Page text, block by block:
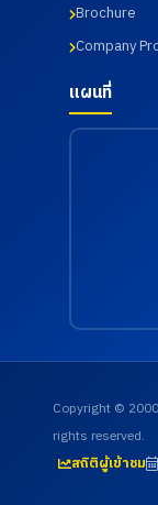
Brochure
Company
แผนที่
Copyright © 2000
rights reserved.
สถิติผู้เข้าชม